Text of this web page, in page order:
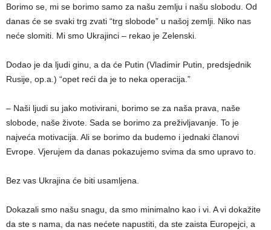
Borimo se, mi se borimo samo za našu zemlju i našu slobodu. Od
danas će se svaki trg zvati “trg slobode” u našoj zemlji. Niko nas
neće slomiti. Mi smo Ukrajinci – rekao je Zelenski.
Dodao je da ljudi ginu, a da će Putin (Vladimir Putin, predsjednik
Rusije, op.a.) “opet reći da je to neka operacija.”
– Naši ljudi su jako motivirani, borimo se za naša prava, naše
slobode, naše živote. Sada se borimo za preživljavanje. To je
najveća motivacija. Ali se borimo da budemo i jednaki članovi
Evrope. Vjerujem da danas pokazujemo svima da smo upravo to.
Bez vas Ukrajina će biti usamljena.
Dokazali smo našu snagu, da smo minimalno kao i vi. A vi dokažite
da ste s nama, da nas nećete napustiti, da ste zaista Europejci, a